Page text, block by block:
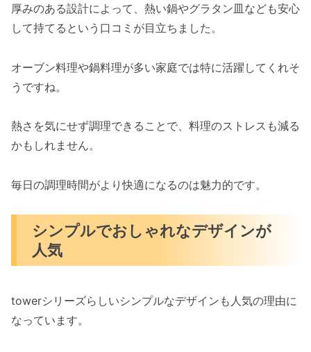
厚みのある設計によって、熱い鍋やグラタン皿なども安心
して持てるという口コミが目立ちました。
オーブン料理や鍋料理が多い家庭では特に活躍してくれそ
うですね。
熱さを気にせず調理できることで、料理のストレスも減る
かもしれません。
毎日の調理時間がより快適になるのは魅力的です。
シンプルでおしゃれなデザインが
人気
towerシリーズらしいシンプルなデザインも人気の理由に
なっています。